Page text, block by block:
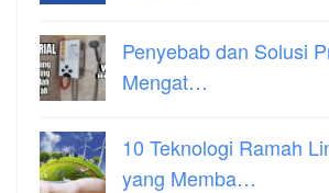
Penyebab dan Solusi
Mengat…
10 Teknologi Ramah
yang Memba…